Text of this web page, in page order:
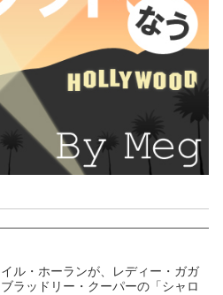
ル・ホーランが、レディー・ガガ
ブラッドリー・クーパーの「シャロ